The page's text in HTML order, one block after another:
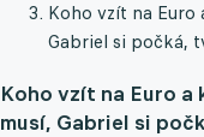
Koho vzít na Euro
Gabriel si počká,
Koho vzít na Euro a
musí, Gabriel si